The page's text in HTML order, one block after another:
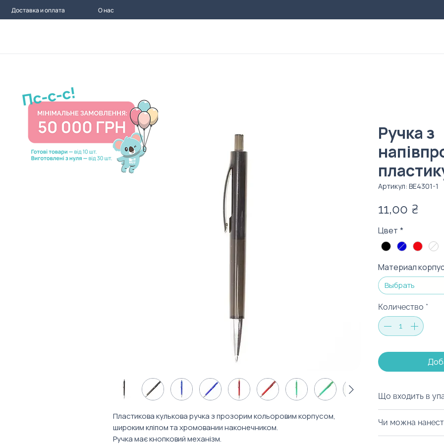
Доставка и оплата О нас
Пластикова кулькова ручка з прозорим кольоровим корпусом,
широким кліпом та хромовании наконечником.
Ручка має кнопковий механізм.
Ручка з
Артикул: ВЕ4301-1
11,00 ₴
Цвет *
Материал
Выбрать
Количество *
Що входить в
коробку на ваш
матеріалів,
Чи можна